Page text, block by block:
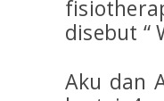
disebut “
Aku dan